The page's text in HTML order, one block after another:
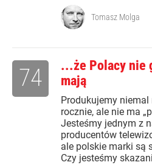
Tomasz Molga
...że Polacy nie
mają
Produkujemy
rocznie, ale nie ma
Jesteśmy jednym z
producentów
ale polskie marki są
Czy jesteśmy
74